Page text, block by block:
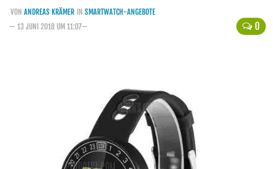
Kommende Smartwatches
Smartphonetarife
Datentarife
Smartphonetarife
0
VON ANDREAS KRÄMER IN SMARTWATCH-ANGEBOTE
— 13 JUNI 2018 UM 11:07—